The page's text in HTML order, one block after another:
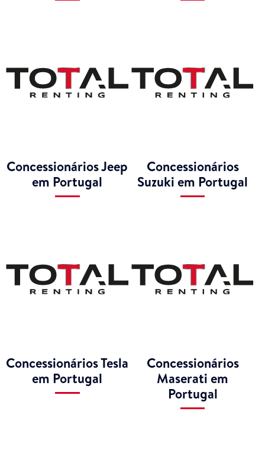
Concessionários Jeep
em Portugal
Concessionários
Suzuki em Portugal
Concessionários Tesla
em Portugal
Concessionários
Maserati em
Portugal